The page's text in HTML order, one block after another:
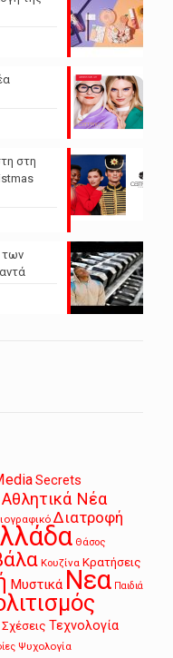
στη
των
Secrets
Αθλητικά Νέα
Διατροφή
Θάσος
Κουζίνα Κρατήσεις
Μυστικά Νεα Παιδιά
Σχέσεις Τεχνολογία
Ψυχολογία